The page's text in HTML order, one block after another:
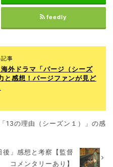
feedly
事
海外ドラマ「パージ（シーズ
と感想！パージファンが見ど
13の理由（シーズン１）」の感
」感想と考察【監督
コメンタリーあり】